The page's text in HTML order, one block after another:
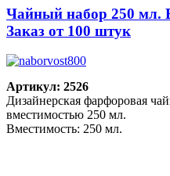
Чайный набор 250 мл.
Заказ от 100 штук
Артикул: 2526
Дизайнерская фарфоровая
вместимостью 250 мл.
Вместимость: 250 мл.